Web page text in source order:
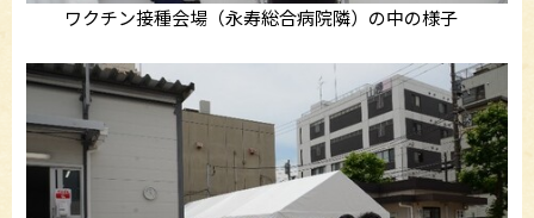
ワクチン接種会場（永寿総合病院隣）の中の様子